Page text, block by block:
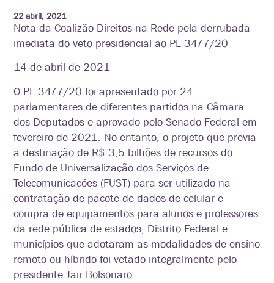
22 abril, 2021
Nota da Coalizão Direitos na Rede pela derrubada
imediata do veto presidencial ao PL 3477/20
14 de abril de 2021
O PL 3477/20 foi apresentado por 24
parlamentares de diferentes partidos na Câmara
dos Deputados e aprovado pelo Senado Federal em
fevereiro de 2021. No entanto, o projeto que previa
a destinação de R$ 3,5 bilhões de recursos do
Fundo de Universalização dos Serviços de
Telecomunicações (FUST) para ser utilizado na
contratação de pacote de dados de celular e
compra de equipamentos para alunos e professores
da rede pública de estados, Distrito Federal e
municípios que adotaram as modalidades de ensino
remoto ou híbrido foi vetado integralmente pelo
presidente Jair Bolsonaro.